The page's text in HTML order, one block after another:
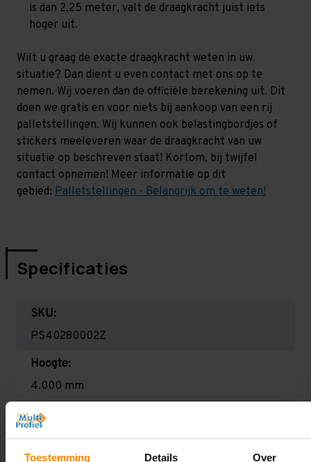
Toestemming Details Over
is dan 2,25 meter, valt de draagkracht juist iets
hoger uit.
Wilt u graag de exacte draagkracht weten in uw
situatie? Dan dient u even contact met ons op te
nemen. Wij voeren dan de officiële berekening uit. Dit
doen we gratis en voor niets bij aankoop van een rij
palletstellingen. Wij kunnen ook belastingbordjes of
stickers meeleveren waar de draagkracht van uw
situatie op beschreven staat! Kortom, bij twijfel
contact opnemen! Meer informatie op dit
gebied: Palletstellingen - Belangrijk om te weten!
Specificaties
SKU:
PS40280002Z
Hoogte:
4.000 mm
Diepte:
1.100 mm